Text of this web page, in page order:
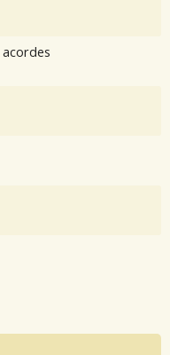
acordes